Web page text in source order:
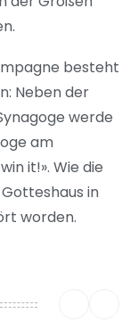
besteht
Neben der
werde
am
it!». Wie die
in
worden.